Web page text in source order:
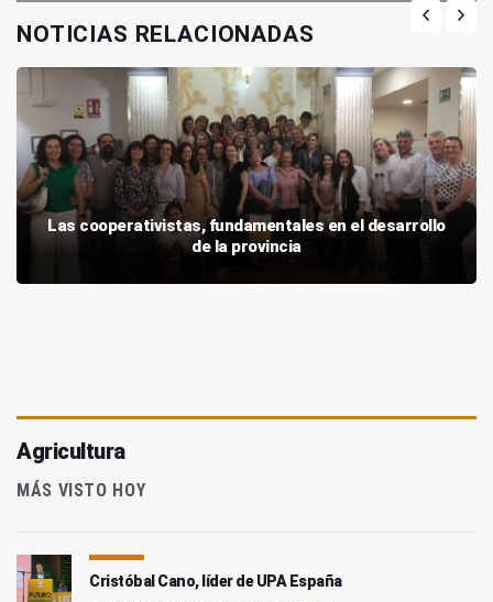
NOTICIAS RELACIONADAS
Las cooperativistas, fundamentales en el desarrollo
de la provincia
Agricultura
MÁS VISTO HOY
Cristóbal Cano, líder de UPA España